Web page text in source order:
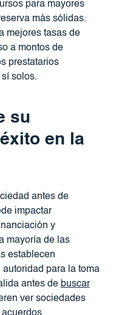
para mayores
más sólidas.
mejores tasas de
a montos de
prestatarios
solos.
su
en la
antes de
impactar
y
mayoría de las
establecen
para la toma
antes de buscar
ver sociedades